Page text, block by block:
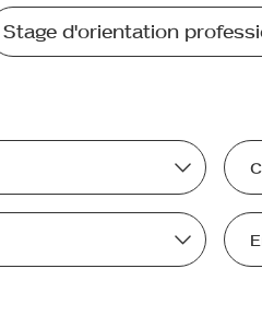
Stage d'orientation